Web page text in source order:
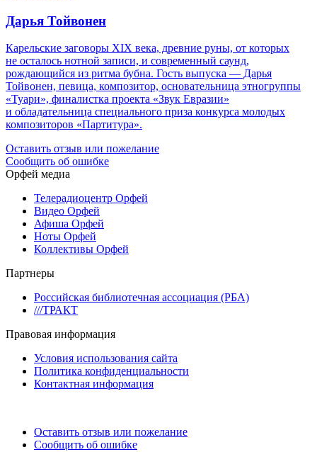
Дарья Тойвонен
Карельские заговоры XIX века, древние руны, от которых
не осталось нотной записи, и современный саунд,
рождающийся из ритма бубна. Гость выпуска — Дарья
Тойвонен, певица, композитор, основательница этногруппы
«Туари», финалистка проекта «Звук Евразии»
и обладательница специального приза конкурса молодых
композиторов «Партитура».
Оставить отзыв или пожелание
Сообщить об ошибке
Орфей медиа
Телерадиоцентр Орфей
Видео Орфей
Афиша Орфей
Ноты Орфей
Коллективы Орфей
Партнеры
Российская библиотечная ассоциация (РБА)
///ТРАКТ
Правовая информация
Условия использования сайта
Политика конфиденциальности
Контактная информация
Оставить отзыв или пожелание
Сообщить об ошибке